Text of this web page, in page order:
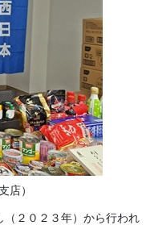
店）
２０２３年）から行われ